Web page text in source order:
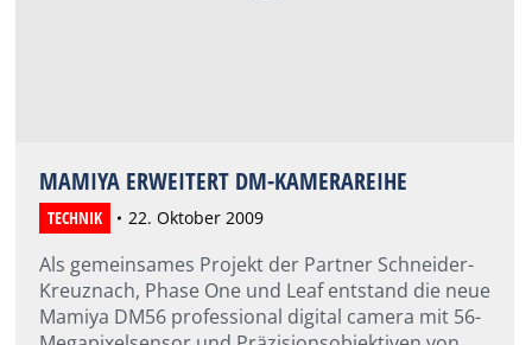
MAMIYA ERWEITERT DM-KAMERAREIHE
TECHNIK 22. Oktober 2009
Als gemeinsames Projekt der Partner Schneider-
Kreuznach, Phase One und Leaf entstand die neue
Mamiya DM56 professional digital camera mit 56-